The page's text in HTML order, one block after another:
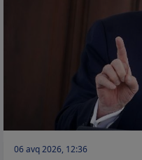
06 avq 2026, 12:36